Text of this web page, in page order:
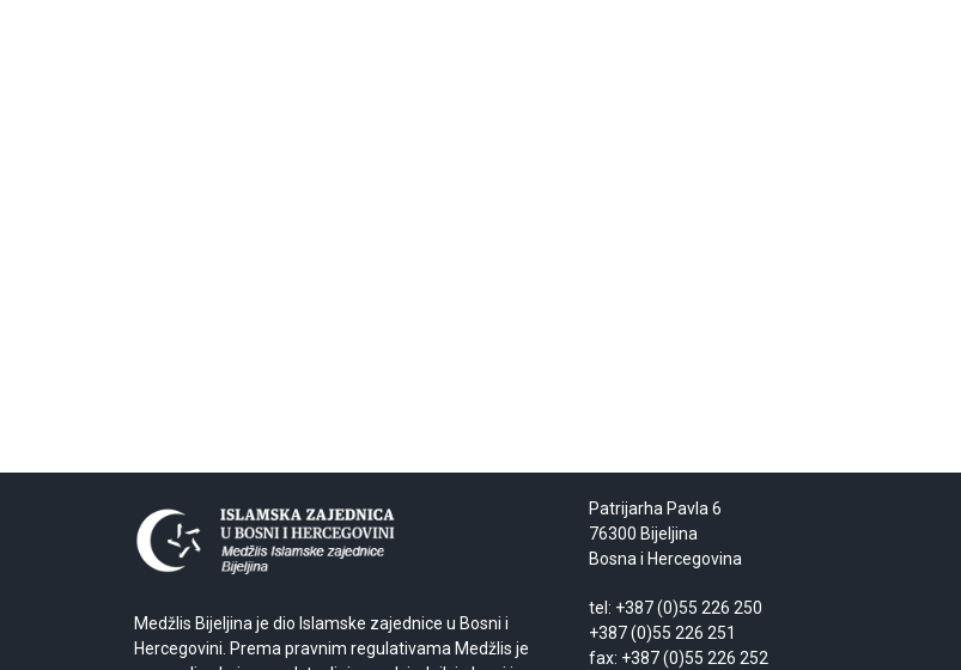
Medžlis Bijeljina je dio Islamske zajednice u Bosni i
Hercegovini. Prema pravnim regulativama Medžlis je
Patrijarha Pavla 6
76300 Bijeljina
Bosna i Hercegovina
tel: +387 (0)55 226 250
+387 (0)55 226 251
fax: +387 (0)55 226 252